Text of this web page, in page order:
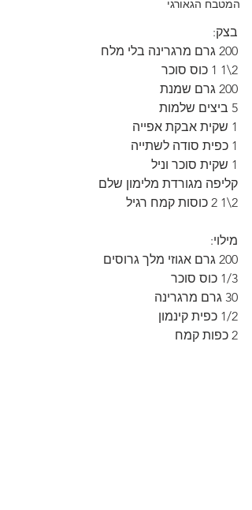
המטבח הגאורגי
בצק:
200 גרם מרגרינה בלי מלח
2\1 1 כוס סוכר
200 גרם שמנת
5 ביצים שלמות
1 שקית אבקת אפייה
1 כפית סודה לשתייה
1 שקית סוכר וניל
קליפה מגורדת מלימון שלם
2\1 2 כוסות קמח רגיל
מילוי:
200 גרם אגוזי מלך גרוסים
1/3 כוס סוכר
30 גרם מרגרינה
1/2 כפית קינמון
2 כפות קמח